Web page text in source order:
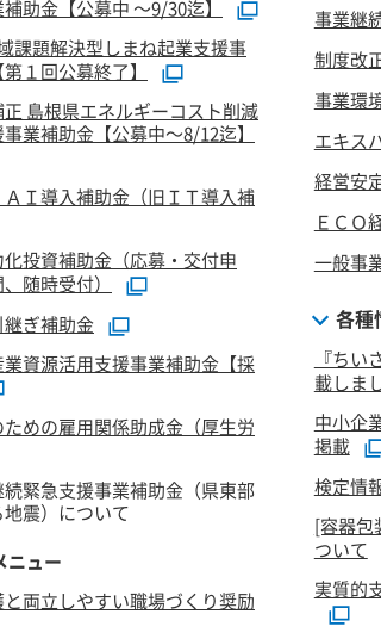
助金【公募中 ～9/30迄】
課題解決型しまね起業支援事
１回公募終了】
島根県エネルギーコスト削減
業補助金【公募中～8/12迄】
Ｉ導入補助金（旧ＩＴ導入補
投資補助金（応募・交付申
随時受付）
ぎ補助金
業資源活用支援事業補助金【採
めの雇用関係助成金（厚生労
緊急支援事業補助金（県東部
震）について
ニュー
両立しやすい職場づくり奨励
事業継
制度改
事業環
エキス
経営安
ＥＣＯ
一般事
各種
『ち
載しま
中小企
掲載
検定情
[容器包
ついて
実質的